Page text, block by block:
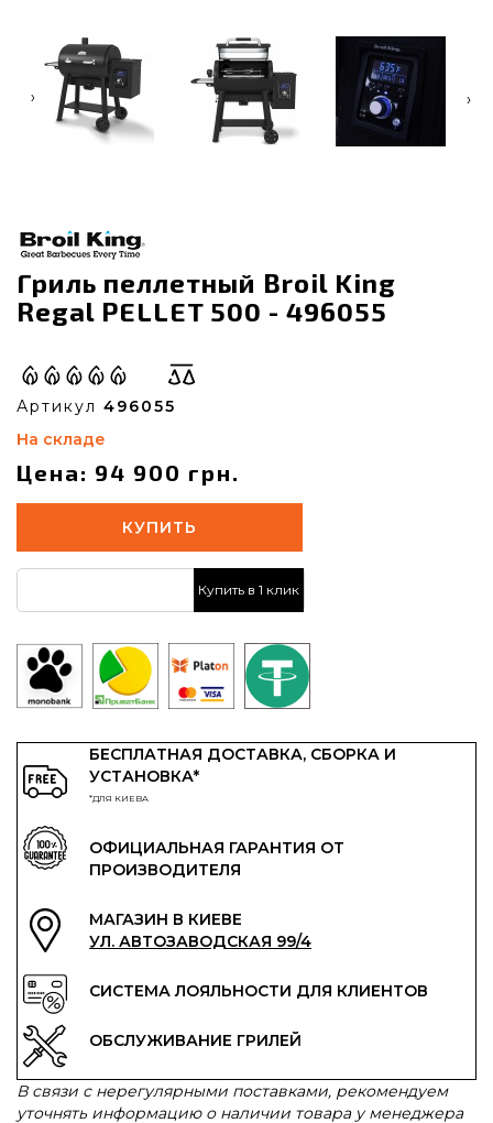
‹ ›
Гриль пеллетный Broil King
Regal PELLET 500 - 496055
Артикул 496055
На складе
Цена: 94 900 грн.
КУПИТЬ
Купить в 1 клик
БЕСПЛАТНАЯ ДОСТАВКА, СБОРКА И
УСТАНОВКА*
*ДЛЯ КИЕВА
ОФИЦИАЛЬНАЯ ГАРАНТИЯ ОТ
ПРОИЗВОДИТЕЛЯ
МАГАЗИН В КИЕВЕ
УЛ. АВТОЗАВОДСКАЯ 99/4
СИСТЕМА ЛОЯЛЬНОСТИ ДЛЯ КЛИЕНТОВ
ОБСЛУЖИВАНИЕ ГРИЛЕЙ
В связи с нерегулярными поставками, рекомендуем
уточнять информацию о наличии товара у менеджера